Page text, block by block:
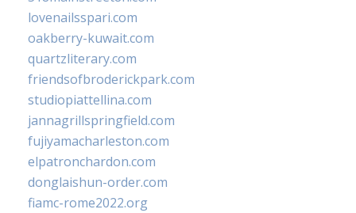
lovenailsspari.com
oakberry-kuwait.com
quartzliterary.com
friendsofbroderickpark.com
studiopiattellina.com
jannagrillspringfield.com
fujiyamacharleston.com
elpatronchardon.com
donglaishun-order.com
fiamc-rome2022.org